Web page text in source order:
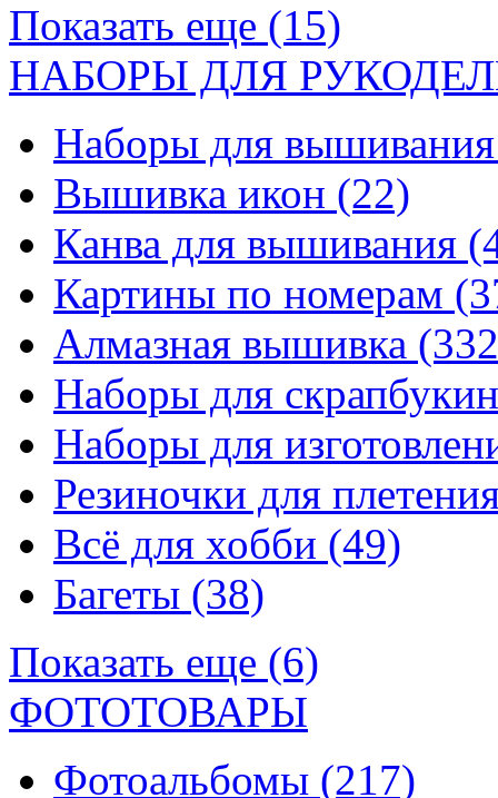
Показать еще (15)
НАБОРЫ ДЛЯ
Наборы для
Вышивка икон (22)
Канва для вышивания
Картины по номерам
Алмазная вышивка
Наборы для
Наборы для
Резиночки для
Всё для хобби (49)
Багеты (38)
Показать еще (6)
ФОТОТОВАРЫ
Фотоальбомы (217)